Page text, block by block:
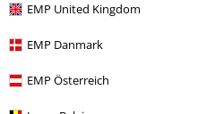
EMP United Kingdom
EMP Danmark
EMP Österreich
Naposledy navštívené